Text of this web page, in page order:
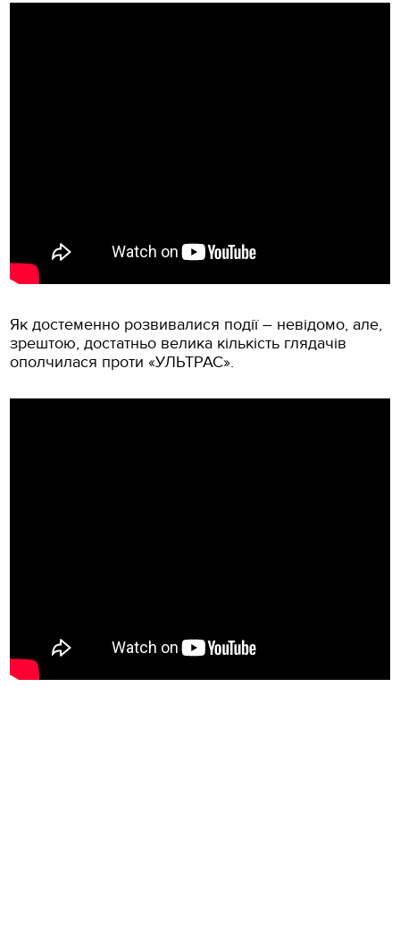
Як достеменно розвивалися події – невідомо, але,
зрештою, достатньо велика кількість глядачів
ополчилася проти «УЛЬТРАС».